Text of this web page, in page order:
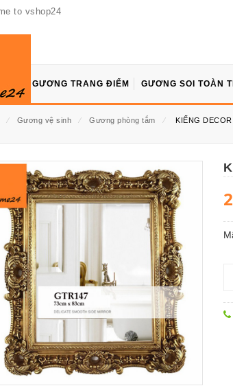
to vshop24
GƯƠNG TRANG ĐIỂM GƯƠNG SOI TOÀN
⁄ Gương vệ sinh ⁄ Gương phòng tắm ⁄ KIẾNG